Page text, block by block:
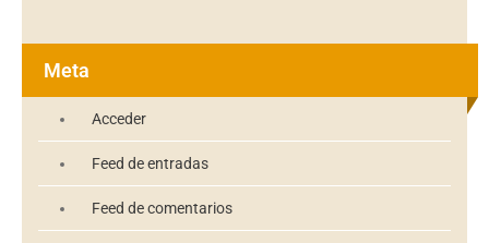
Meta
Acceder
Feed de entradas
Feed de comentarios